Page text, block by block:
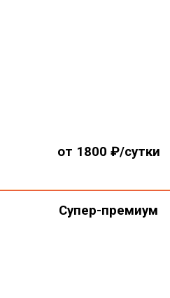
от 1800 ₽/сутки
Супер-премиум